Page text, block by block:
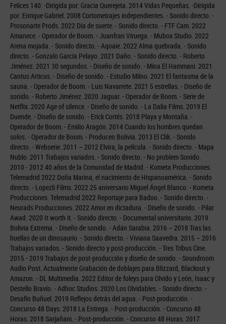
Felices 140. -Dirigida por: Gracia Querejeta. 2014 Vidas Pequeñas. -Dirigida
por: Enrique Gabriel. 2008 Cortometrajes independientes. - Sonido directo. -
Prosonarte Prods. 2022 Día de suerte. - Sonido directo. - FTF Cam. 2022
Amanece. - Operador de Boom. - Juanfran Viruega. - Mubox Studio. 2022
Arena mojada. - Sonido directo. - Aqoaie. 2022 Alma quebrada. - Sonido
directo. - Gonzalo García Pelayo. 2021 Daño. - Sonido directo. - Roberto
Jiménez. 2021 30 segundos. - Diseño de sonido. - Mina El Hammani. 2021
Cantus Articus. - Diseño de sonido. - Estudio Milno. 2021 El fantasma de la
sauna. - Operador de Boom. - Luis Navarrete. 2021 5 estrellas. - Diseño de
sonido. - Roberto Jiménez. 2020 Jaguar. - Operador de Boom. - Serie de
Netflix. 2020 Age of silence. - Diseño de sonido. - La Dalia Films. 2019 El
Duende. - Diseño de sonido. - Erick Cortés. 2018 Playa y Montaña. -
Operador de Boom. - Emilio Aragón. 2014 Cuando los hombres quedan
solos. - Operador de Boom. - Producen Bolivia. 2013 El Clik. - Sonido
directo. - Webserie. 2011 – 2012 Elvira, la película. - Sonido directo. - Mapa
Nublo. 2011 Trabajos variados. - Sonido directo. - No problem Sonido.
2010 - 2012 40 años de la Comunidad de Madrid. - Kometa Producciones.
Telemadrid 2022 Doña Marina, el nacimiento de Hispanoamérica. - Sonido
directo. - Lopezli Films. 2022 25 aniversario Miguel Ángel Blanco. - Kometa
Producciones. Telemadrid 2022 Reportaje para Badoo. - Sonido directo. -
Neurads Producciones. 2022 Amor en dictadura. - Diseño de sonido. - Pilar
Awad. 2020 It worth it. - Sonido directo. - Documental universitario. 2019
Bolivia Extrema. - Diseño de sonido. - Adán Sarabia. 2016 – 2018 Tras las
huellas de un dinosaurio. - Sonido directo. - Viviana Saavedra. 2015 – 2016
Trabajos variados. - Sonido directo y post-producción. - Tres Tribus Cine.
2015 - 2019 Trabajos de post-producción y diseño de sonido. - Soundroom
Audio Post. Actualmente Grabación de doblajes para Blizzard, Blackout y
Amazon. - DL Multimedia. 2022 Editor de foleys para Olvido y León, Isaac y
Destello Bravío. - Adhoc Studios. 2020 Los Olvidables. - Sonido directo. -
Desafío Buñuel. 2019 Reflejos detrás del agua. - Post-producción. -
Concurso 48 Days. 2018 La Entrega. - Post-producción. - Concurso 48
Horas. 2018 Sarjañani. - Post-producción. - Concurso 48 Horas. 2017